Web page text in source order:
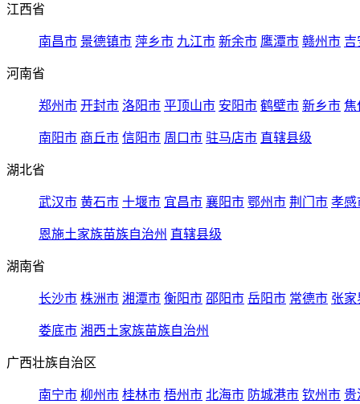
江西省
南昌市 景德镇市 萍乡市 九江市 新余市 鹰潭市 赣州市 吉
河南省
郑州市 开封市 洛阳市 平顶山市 安阳市 鹤壁市 新乡市 焦
南阳市 商丘市 信阳市 周口市 驻马店市 直辖县级
湖北省
武汉市 黄石市 十堰市 宜昌市 襄阳市 鄂州市 荆门市 孝感
恩施土家族苗族自治州 直辖县级
湖南省
长沙市 株洲市 湘潭市 衡阳市 邵阳市 岳阳市 常德市 张家
娄底市 湘西土家族苗族自治州
广西壮族自治区
南宁市 柳州市 桂林市 梧州市 北海市 防城港市 钦州市 贵